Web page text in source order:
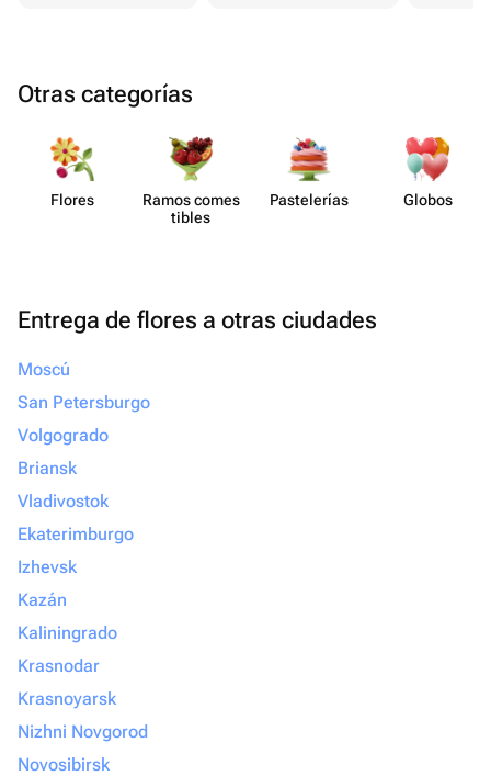
Otras categorías
Flores
Ramos comes​
tibles
Paste​lerías Globos
Entrega de flores a otras ciudades
Moscú
San Petersburgo
Volgogrado
Briansk
Vladivostok
Ekaterimburgo
Izhevsk
Kazán
Kaliningrado
Krasnodar
Krasnoyarsk
Nizhni Novgorod
Novosibirsk